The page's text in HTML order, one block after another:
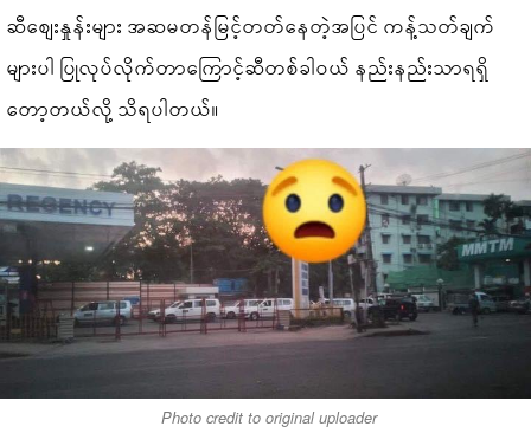
ဆီစျေးနှုန်းများ အဆမတန်မြင့်တတ်နေတဲ့အပြင် ကန့်သတ်ချက်
များပါ ပြုလုပ်လိုက်တာကြောင့်ဆီတစ်ခါဝယ် နည်းနည်းသာရရှိ
တော့တယ်လို့ သိရပါတယ်။
Photo credit to original uploader